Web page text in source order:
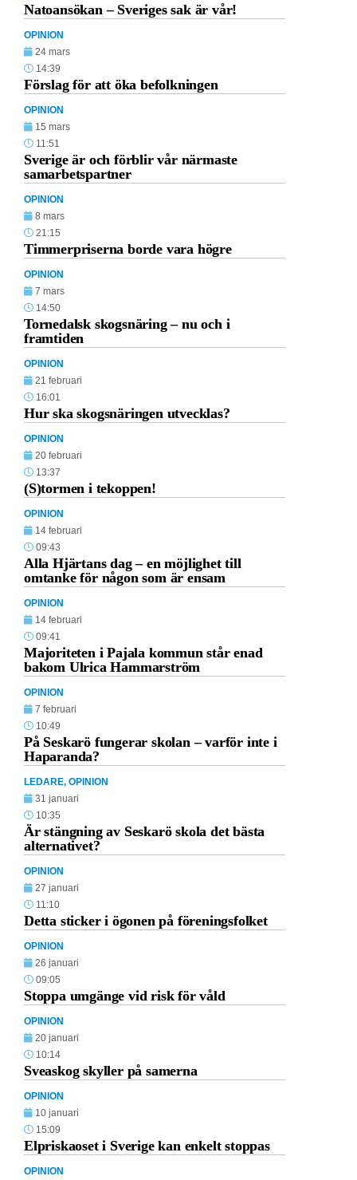
Natoansökan – Sveriges sak är vår!
OPINION
24 mars
14:39
Förslag för att öka befolkningen
OPINION
15 mars
11:51
Sverige är och förblir vår närmaste
samarbetspartner
OPINION
8 mars
21:15
Timmerpriserna borde vara högre
OPINION
7 mars
14:50
Tornedalsk skogsnäring – nu och i
framtiden
OPINION
21 februari
16:01
Hur ska skogsnäringen utvecklas?
OPINION
20 februari
13:37
(S)tormen i tekoppen!
OPINION
14 februari
09:43
Alla Hjärtans dag – en möjlighet till
omtanke för någon som är ensam
OPINION
14 februari
09:41
Majoriteten i Pajala kommun står enad
bakom Ulrica Hammarström
OPINION
7 februari
10:49
På Seskarö fungerar skolan – varför inte i
Haparanda?
LEDARE, OPINION
31 januari
10:35
Är stängning av Seskarö skola det bästa
alternativet?
OPINION
27 januari
11:10
Detta sticker i ögonen på föreningsfolket
OPINION
26 januari
09:05
Stoppa umgänge vid risk för våld
OPINION
20 januari
10:14
Sveaskog skyller på samerna
OPINION
10 januari
15:09
Elpriskaoset i Sverige kan enkelt stoppas
OPINION